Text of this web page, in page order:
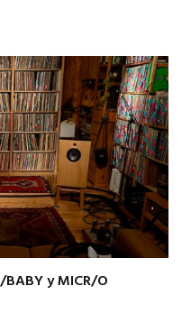
y MICR/O